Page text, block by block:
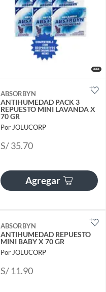
ABSORBYN
ANTIHUMEDAD PACK 3
REPUESTO MINI LAVANDA X
70 GR
Por JOLUCORP
S/ 35.70
Agregar
ABSORBYN
ANTIHUMEDAD REPUESTO
MINI BABY X 70 GR
Por JOLUCORP
S/ 11.90